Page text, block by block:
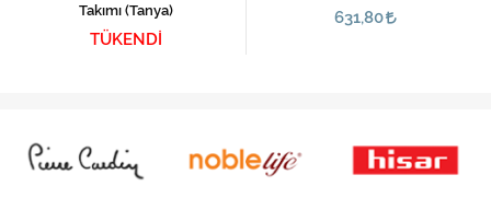
Takımı (Tanya)
TÜKENDİ
631,80